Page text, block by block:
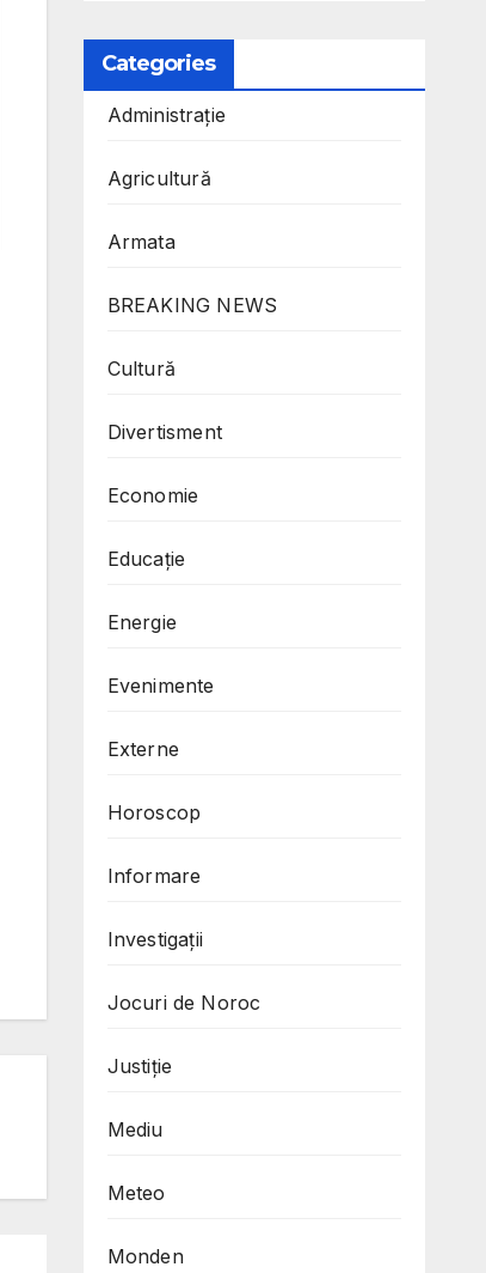
Categories
Administrație
Agricultură
Armata
BREAKING NEWS
Cultură
Divertisment
Economie
Educație
Energie
Evenimente
Externe
Horoscop
Informare
Investigații
Jocuri de Noroc
Justiție
Mediu
Meteo
Monden